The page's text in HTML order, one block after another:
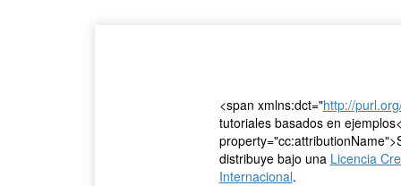
<span xmlns:dct="http://
tutoriales basados en
distribuye bajo una Licencia
Internacional.